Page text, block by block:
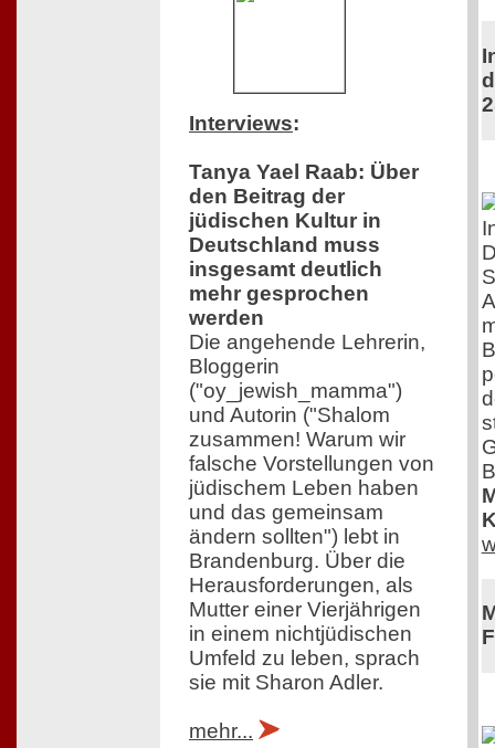
Interviews:
Tanya Yael Raab: Über
den Beitrag der
jüdischen Kultur in
Deutschland muss
insgesamt deutlich
mehr gesprochen
werden
Die angehende Lehrerin,
Bloggerin
("oy_jewish_mamma")
und Autorin ("Shalom
zusammen! Warum wir
falsche Vorstellungen von
jüdischem Leben haben
und das gemeinsam
ändern sollten") lebt in
Brandenburg. Über die
Herausforderungen, als
Mutter einer Vierjährigen
in einem nichtjüdischen
Umfeld zu leben, sprach
sie mit Sharon Adler.
mehr...